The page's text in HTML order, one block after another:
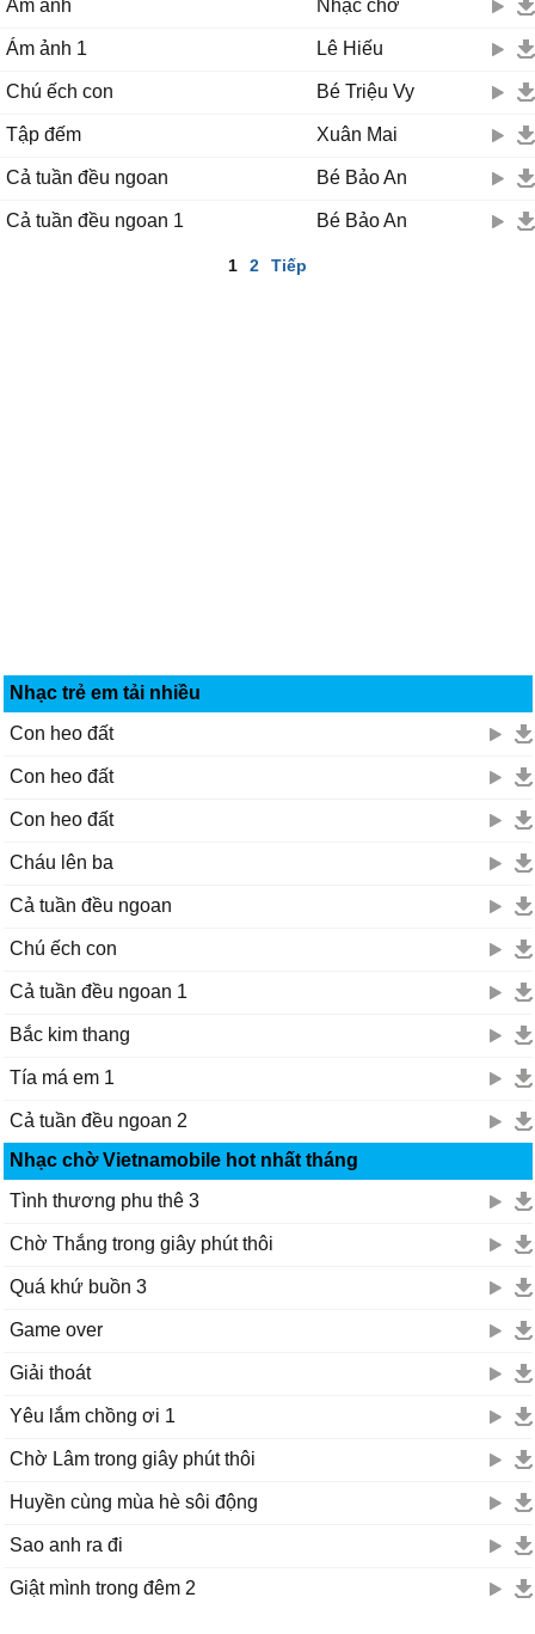
Ám ảnh Nhạc chờ
Ám ảnh 1 Lê Hiếu
Chú ếch con Bé Triệu Vy
Tập đếm Xuân Mai
Cả tuần đều ngoan Bé Bảo An
Cả tuần đều ngoan 1 Bé Bảo An
1 2 Tiếp
Nhạc trẻ em tải nhiều
Con heo đất
Con heo đất
Con heo đất
Cháu lên ba
Cả tuần đều ngoan
Chú ếch con
Cả tuần đều ngoan 1
Bắc kim thang
Tía má em 1
Cả tuần đều ngoan 2
Nhạc chờ Vietnamobile hot nhất tháng
Tình thương phu thê 3
Chờ Thắng trong giây phút thôi
Quá khứ buồn 3
Game over
Giải thoát
Yêu lắm chồng ơi 1
Chờ Lâm trong giây phút thôi
Huyền cùng mùa hè sôi động
Sao anh ra đi
Giật mình trong đêm 2